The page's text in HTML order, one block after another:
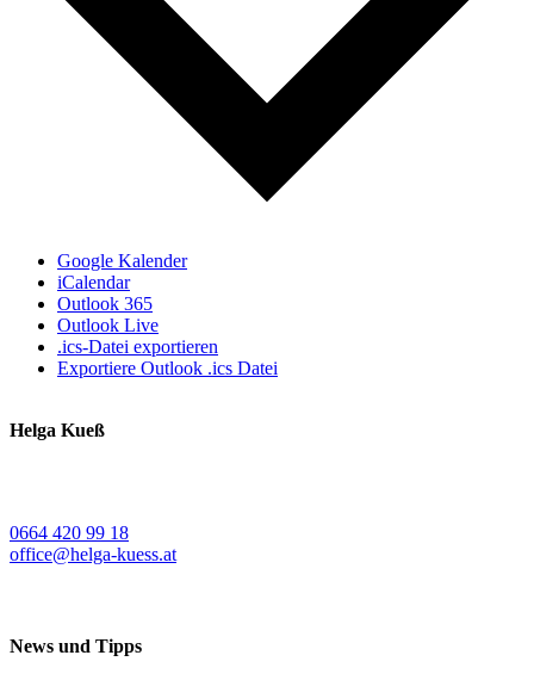
Google Kalender
iCalendar
Outlook 365
Outlook Live
.ics-Datei exportieren
Exportiere Outlook .ics Datei
Helga Kueß
0664 420 99 18
office@helga-kuess.at
News und Tipps